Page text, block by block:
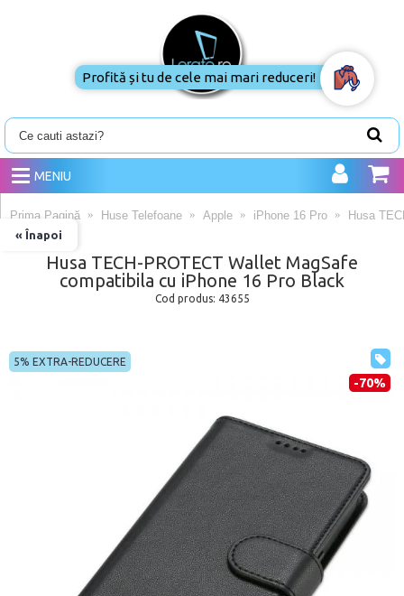
MENIU
« Înapoi
Prima Pagină Huse Telefoane Apple iPhone 16 Pro Husa
Husa TECH-PROTECT Wallet MagSafe
compatibila cu iPhone 16 Pro Black
Cod produs: 43655
-70%
5% EXTRA-REDUCERE
Profită și tu de cele mai mari reduceri!